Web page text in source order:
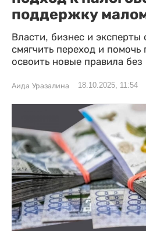
поддержку
Власти, бизнес и эксперты
смягчить переход и
освоить новые правила без
Аида Уразалина 18.10.2025, 11:54